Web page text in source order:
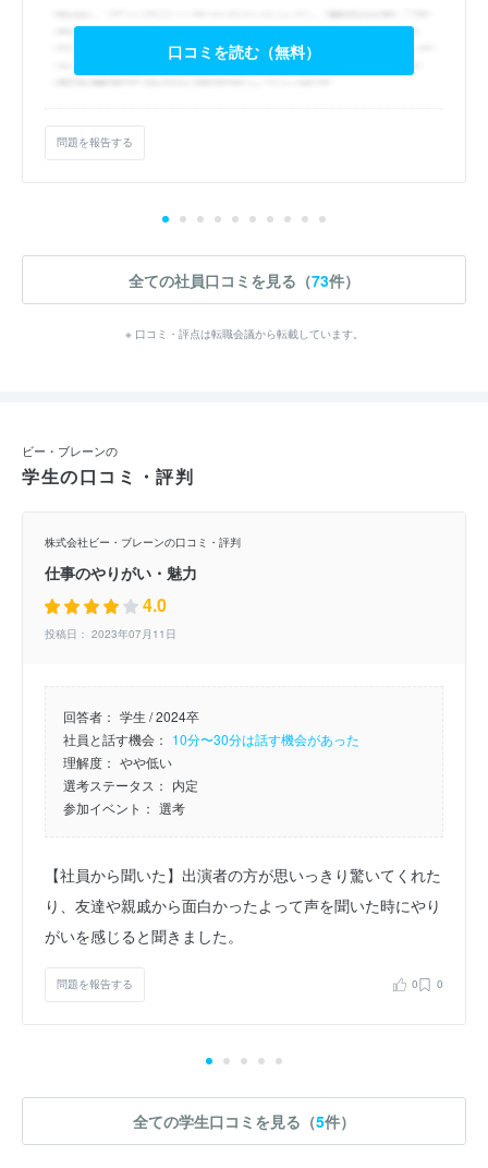
口コミを読む（無料）
問題を報告する
全ての社員口コミを見る（73件）
※ 口コミ・評点は転職会議から転載しています。
ビー・ブレーンの
学生の口コミ・評判
株式会社ビー・ブレーンの口コミ・評判
仕事のやりがい・魅力
4.0
投稿日： 2023年07月11日
回答者： 学生 / 2024卒
社員と話す機会： 10分〜30分は話す機会があった
理解度： やや低い
選考ステータス： 内定
参加イベント： 選考
【社員から聞いた】出演者の方が思いっきり驚いてくれた
り、友達や親戚から面白かったよって声を聞いた時にやり
がいを感じると聞きました。
問題を報告する 0 0
全ての学生口コミを見る（5件）